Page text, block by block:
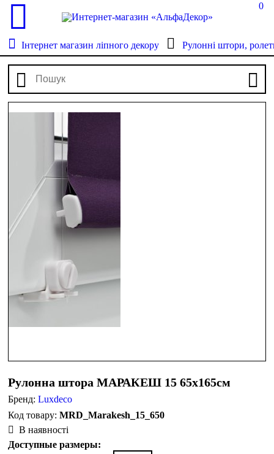
0
Інтернет магазин ліпного декору Рулонні штори,
Рулонна штора МАРАКЕШ 15 65х165см
Бренд:Luxdeco
MRD_Marakesh_15_650
В наявності
Доступные размеры: